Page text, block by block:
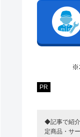
※
PR
◆記事で紹
定商品・サ